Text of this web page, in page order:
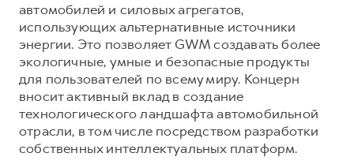
автомобилей и силовых агрегатов,
использующих альтернативные источники
энергии. Это позволяет GWM создавать более
экологичные, умные и безопасные продукты
для пользователей по всему миру. Концерн
вносит активный вклад в создание
технологического ландшафта автомобильной
отрасли, в том числе посредством разработки
собственных интеллектуальных платформ.